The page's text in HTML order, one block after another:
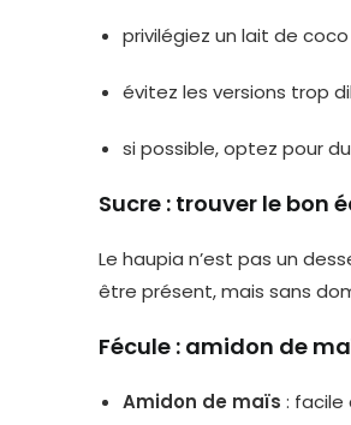
privilégiez un lait de coco
évitez les versions trop
si possible, optez pour du
Sucre : trouver le bon
Le haupia n’est pas un
être présent, mais sans
Fécule : amidon de
Amidon de maïs : facile